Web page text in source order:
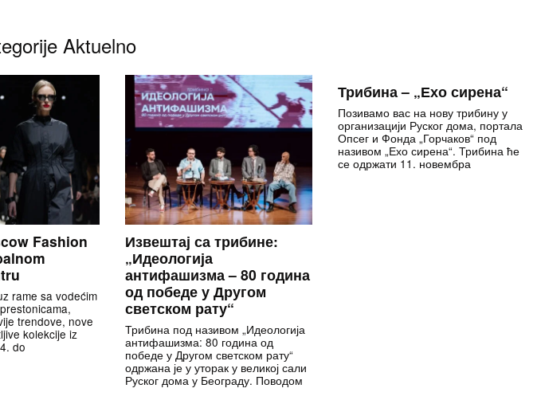
Aktuelno
Fashion
rame sa vodećim
trendove, nove
kolekcije iz
do
Извештај са трибине:
„Идеологија
антифашизма – 80 година
од победе у Другом
светском рату“
Трибина под називом „Идеологија
антифашизма: 80 година од
победе у Другом светском рату“
одржана је у уторак у великој сали
Руског дома у Београду. Поводом
Трибина – „Ехо сирена“
Позивамо вас на нову трибину у
организацији Руског дома, портала
Опсег и Фонда „Горчаков“ под
називом „Ехо сирена“. Трибина ће
се одржати 11. новембра